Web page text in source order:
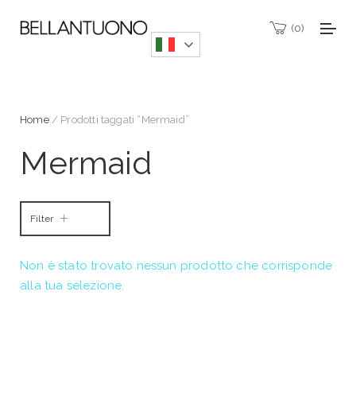
0
Home/ Prodotti taggati “Mermaid”
Mermaid
Filter
Non è stato trovato nessun prodotto che corrisponde
alla tua selezione.